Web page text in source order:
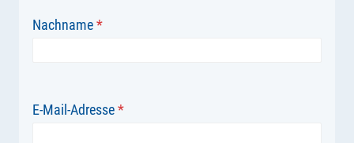
Nachname*
E-Mail-Adresse*